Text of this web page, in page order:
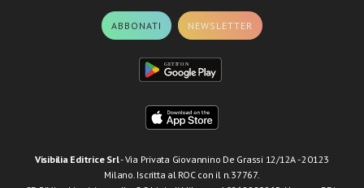
ABBONATI NEWSLETTER
Visibilia Editrice Srl- Via Privata Giovannino De Grassi 12/12A - 20123
Milano. Iscritta al ROC con il n.37767.